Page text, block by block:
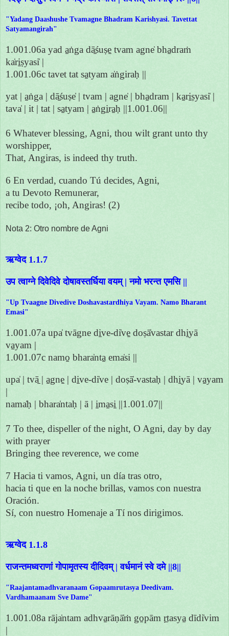
"Yadang Daashushe Tvamagne Bhadram Karishyasi. Tavettat
Satyamangirah"
1.001.06a yad a̱ṅga dā̱śuṣe̱ tvam agne̍ bha̱draṁ
ka̍ri̱ṣyasi̍ |
1.001.06c tavet tat sa̱tyam a̍ṅgiraḥ ||
yat | a̱ṅga | dā̱śuṣe̍ | tvam | agne̍ | bha̱dram | ka̱ri̱ṣyasi̍ |
tava̍ | it | tat | sa̱tyam | a̱ṅgi̱ra̱ḥ ||1.001.06||
6 Whatever blessing, Agni, thou wilt grant unto thy
worshipper,
That, Angiras, is indeed thy truth.
6 En verdad, cuando Tú decides, Agni,
a tu Devoto Remunerar,
recibe todo, ¡oh, Angiras! (2)
Nota 2: Otro nombre de Agni
ऋग्वेद 1.1.7
उप त्वाग्ने दिवेदिवे दोषावस्तर्धिया वयम् | नमो भरन्त एमसि ||
"Up Tvaagne Divedive Doshavastardhiya Vayam. Namo Bharant
Emasi"
1.001.07a upa̍ tvāgne di̱ve-di̍ve̱ doṣā̍vastar dhi̱yā
va̱yam |
1.001.07c namo̱ bhara̍nta̱ ema̍si ||
upa̍ | tvā̱ | a̱gne̱ | di̱ve-di̍ve | doṣā̍-vastaḥ | dhi̱yā | va̱yam
|
nama̍ḥ | bhara̍ntaḥ | ā | i̱ma̱si̱ ||1.001.07||
7 To thee, dispeller of the night, O Agni, day by day
with prayer
Bringing thee reverence, we come
7 Hacia ti vamos, Agni, un día tras otro,
hacia ti que en la noche brillas, vamos con nuestra
Oración.
Sí, con nuestro Homenaje a Tí nos dirigimos.
ऋग्वेद 1.1.8
राजन्तमध्वराणां गोपामृतस्य दीदिवम् | वर्धमानं स्वे दमे ||8||
"Raajantamadhvaranaam Gopaamrutasya Deedivam.
Vardhamaanam Sve Dame"
1.001.08a rāja̍ntam adhva̱rāṇā̍ṁ go̱pām ṛ̱tasya̱ dīdi̍vim
|